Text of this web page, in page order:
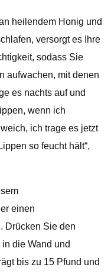
heilendem Honig und
versorgt es Ihre
sodass Sie
aufwachen, mit denen
es nachts auf und
wenn ich
ich trage es jetzt
so feucht hält“,
einen
Drücken Sie den
die Wand und
bis zu 15 Pfund und